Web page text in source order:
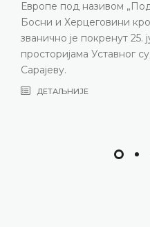
Европе под називом
Босни и Херцеговини
званично је покренут 25.
просторијама Уставног
Сарајеву.
ДЕТАЉНИЈЕ